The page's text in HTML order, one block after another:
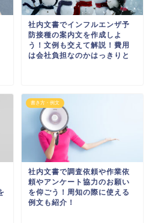
社内文書でインフルエンザ予
防接種の案内文を作成しよ
う！文例も交えて解説！費用
は会社負担なのかはっきりと
書き方・例文
社内文書で調査依頼や作業依
頼やアンケート協力のお願い
を仰ごう！周知の際に使える
例文も紹介！